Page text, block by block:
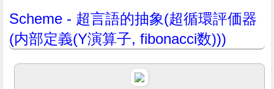
Scheme - 超言語的抽象(超循環評価器
(内部定義(Y演算子, fibonacci数)))